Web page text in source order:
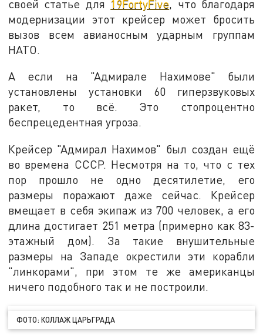
своей статье для 19FortyFive, что благодаря
модернизации этот крейсер может бросить
вызов всем авианосным ударным группам
НАТО.
А если на "Адмирале Нахимове" были
установлены установки 60 гиперзвуковых
ракет, то всё. Это стопроцентно
беспрецедентная угроза.
Крейсер "Адмирал Нахимов" был создан ещё
во времена СССР. Несмотря на то, что с тех
пор прошло не одно десятилетие, его
размеры поражают даже сейчас. Крейсер
вмещает в себя экипаж из 700 человек, а его
длина достигает 251 метра (примерно как 83-
этажный дом). За такие внушительные
размеры на Западе окрестили эти корабли
"линкорами", при этом те же американцы
ничего подобного так и не построили.
ФОТО: КОЛЛАЖ ЦАРЬГРАДА